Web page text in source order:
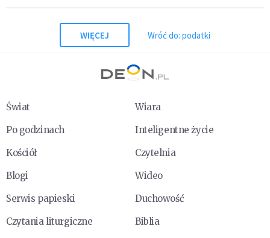
WIĘCEJ Wróć do: podatki
Świat
Wiara
Po godzinach
Inteligentne życie
Kościół
Czytelnia
Blogi
Wideo
Serwis papieski
Duchowość
Czytania liturgiczne
Biblia